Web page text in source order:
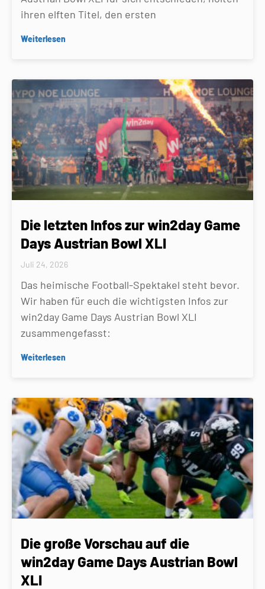
ihren elften Titel, den ersten
Weiterlesen
Die letzten Infos zur win2day Game
Days Austrian Bowl XLI
Juli 24, 2026
Das heimische Football-Spektakel steht bevor.
Wir haben für euch die wichtigsten Infos zur
win2day Game Days Austrian Bowl XLI
zusammengefasst:
Weiterlesen
Die große Vorschau auf die
win2day Game Days Austrian Bowl
XLI